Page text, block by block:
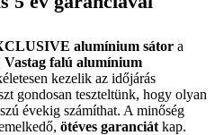
alumínium sátor a
Vastag falú alumínium
kezelik az időjárás
gondosan teszteltünk, hogy olyan
évekig számíthat. A minőség
ötéves garanciát kap.